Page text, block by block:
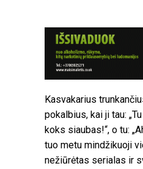
Kasvakarius
pokalbius, kai ji tau:
koks siaubas!“, o tu:
tuo metu mindžikuoji
nežiūrėtas serialas ir